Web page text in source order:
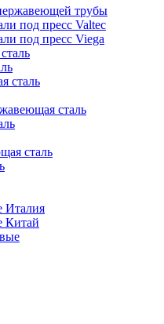
трубы
под пресс Valtec
под пресс Viega
сталь
сталь
сталь
Италия
Китай